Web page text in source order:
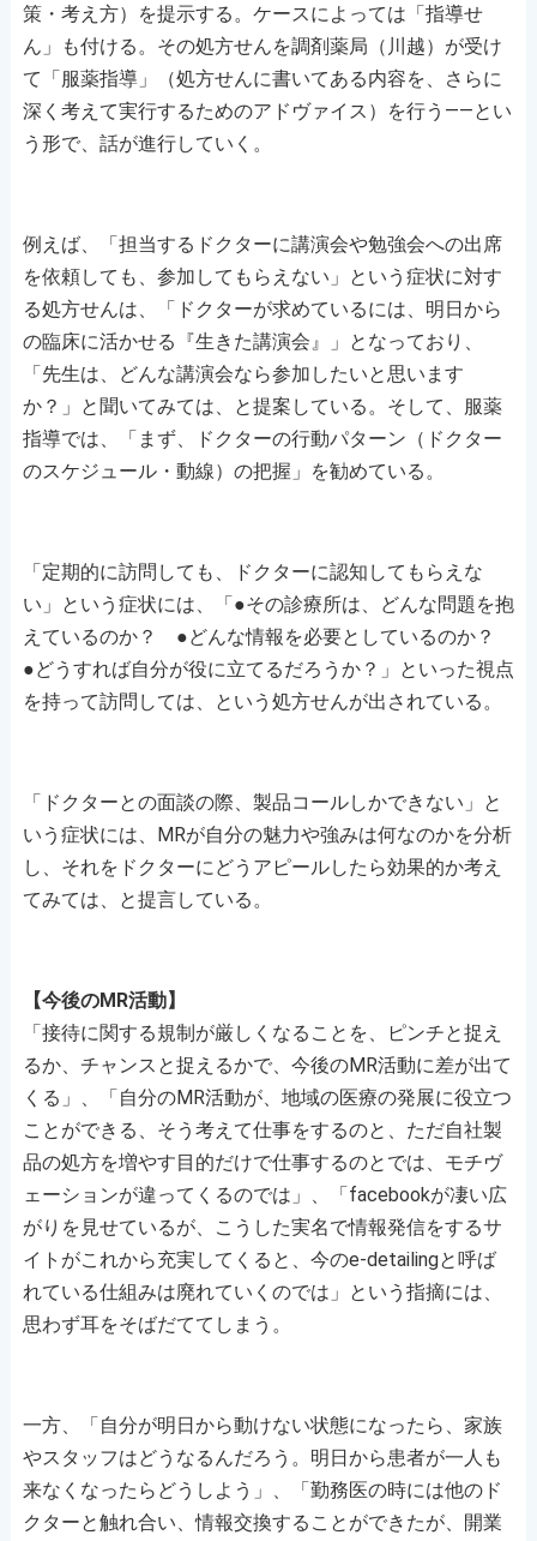
策・考え方）を提示する。ケースによっては「指導せ
ん」も付ける。その処方せんを調剤薬局（川越）が受け
て「服薬指導」（処方せんに書いてある内容を、さらに
深く考えて実行するためのアドヴァイス）を行う――とい
う形で、話が進行していく。
例えば、「担当するドクターに講演会や勉強会への出席
を依頼しても、参加してもらえない」という症状に対す
る処方せんは、「ドクターが求めているには、明日から
の臨床に活かせる『生きた講演会』」となっており、
「先生は、どんな講演会なら参加したいと思います
か？」と聞いてみては、と提案している。そして、服薬
指導では、「まず、ドクターの行動パターン（ドクター
のスケジュール・動線）の把握」を勧めている。
「定期的に訪問しても、ドクターに認知してもらえな
い」という症状には、「●その診療所は、どんな問題を抱
えているのか？ ●どんな情報を必要としているのか？
●どうすれば自分が役に立てるだろうか？」といった視点
を持って訪問しては、という処方せんが出されている。
「ドクターとの面談の際、製品コールしかできない」と
いう症状には、MRが自分の魅力や強みは何なのかを分析
し、それをドクターにどうアピールしたら効果的か考え
てみては、と提言している。
【今後のMR活動】
「接待に関する規制が厳しくなることを、ピンチと捉え
るか、チャンスと捉えるかで、今後のMR活動に差が出て
くる」、「自分のMR活動が、地域の医療の発展に役立つ
ことができる、そう考えて仕事をするのと、ただ自社製
品の処方を増やす目的だけで仕事するのとでは、モチヴ
ェーションが違ってくるのでは」、「facebookが凄い広
がりを見せているが、こうした実名で情報発信をするサ
イトがこれから充実してくると、今のe-detailingと呼ば
れている仕組みは廃れていくのでは」という指摘には、
思わず耳をそばだててしまう。
一方、「自分が明日から動けない状態になったら、家族
やスタッフはどうなるんだろう。明日から患者が一人も
来なくなったらどうしよう」、「勤務医の時には他のド
クターと触れ合い、情報交換することができたが、開業